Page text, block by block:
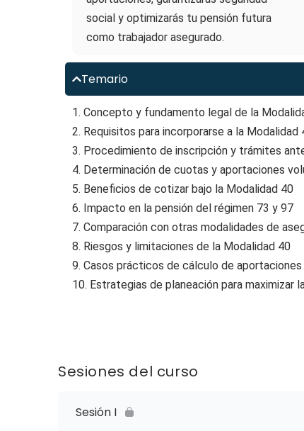
social y optimizarás tu pensión futura
como trabajador asegurado.
Temario
1. Concepto y fundamento legal de la
2. Requisitos para incorporarse a la Modalidad
3. Procedimiento de inscripción y trámites
4. Determinación de cuotas y aportaciones
5. Beneficios de cotizar bajo la Modalidad 40
6. Impacto en la pensión del régimen 73 y 97
7. Comparación con otras modalidades de
8. Riesgos y limitaciones de la Modalidad 40
9. Casos prácticos de cálculo de
10. Estrategias de planeación para maximizar
Sesiones del curso
Sesión I